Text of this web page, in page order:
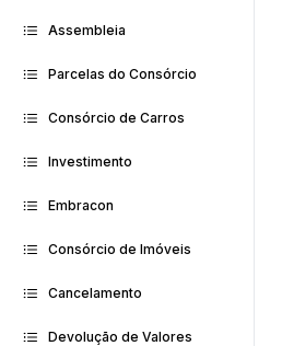
Assembleia
Parcelas do Consórcio
Consórcio de Carros
Investimento
Embracon
Consórcio de Imóveis
Cancelamento
Devolução de Valores